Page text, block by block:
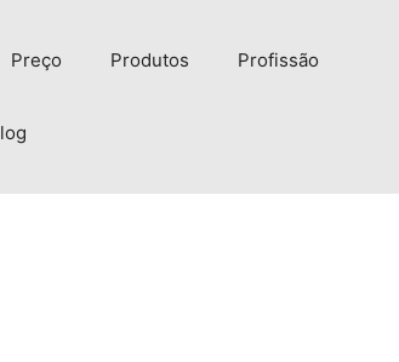
Preço Produtos Profissão